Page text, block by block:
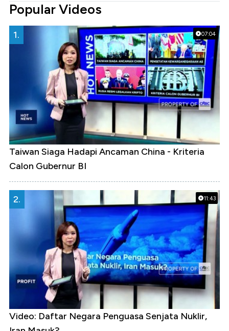
Popular Videos
07:04
1.
Taiwan Siaga Hadapi Ancaman China - Kriteria
Calon Gubernur BI
11:43
2.
Video: Daftar Negara Penguasa Senjata Nuklir,